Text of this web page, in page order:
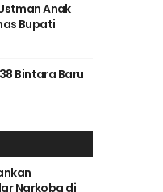
Anak
Bupati
Bintara Baru
Narkoba di